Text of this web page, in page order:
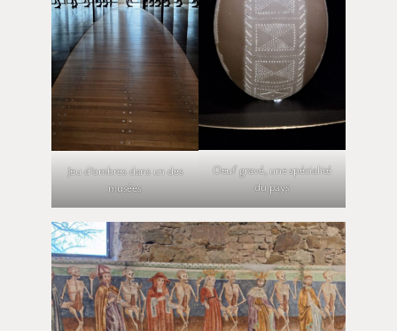
Jeu d’ombres dans un des
musées
Oeuf gravé, une spécialité
du pays